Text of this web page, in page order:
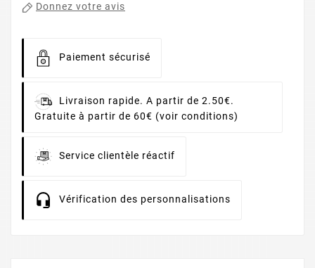
Donnez votre avis
Paiement sécurisé
Livraison rapide. A partir de 2.50€.
Gratuite à partir de 60€ (voir conditions)
Service clientèle réactif
Vérification des personnalisations